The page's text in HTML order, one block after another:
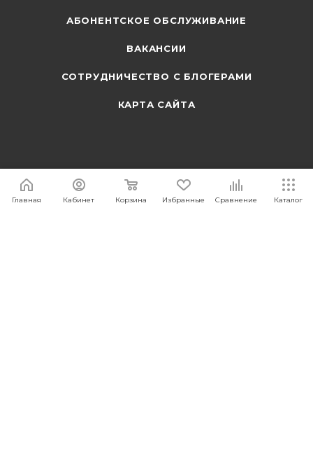
АБОНЕНТСКОЕ ОБСЛУЖИВАНИЕ
ВАКАНСИИ
СОТРУДНИЧЕСТВО С БЛОГЕРАМИ
КАРТА САЙТА
ПОДПИСАТЬСЯ НА РАССЫЛКУ
Главная Кабинет Корзина Избранные Сравнение Каталог